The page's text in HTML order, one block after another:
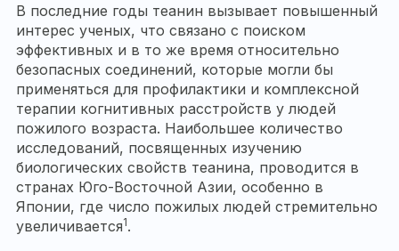
В последние годы теанин вызывает повышенный
интерес ученых, что связано с поиском
эффективных и в то же время относительно
безопасных соединений, которые могли бы
применяться для профилактики и комплексной
терапии когнитивных расстройств у людей
пожилого возраста. Наибольшее количество
исследований, посвященных изучению
биологических свойств теанина, проводится в
странах Юго-Восточной Азии, особенно в
Японии, где число пожилых людей стремительно
увеличивается1.